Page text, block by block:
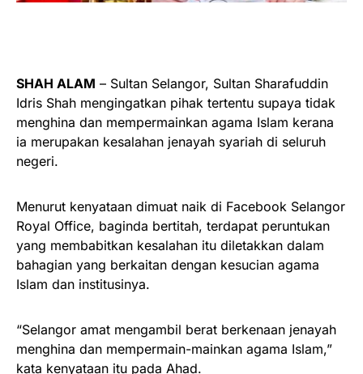
SHAH ALAM – Sultan Selangor, Sultan Sharafuddin
Idris Shah mengingatkan pihak tertentu supaya tidak
menghina dan mempermainkan agama Islam kerana
ia merupakan kesalahan jenayah syariah di seluruh
negeri.
Menurut kenyataan dimuat naik di Facebook Selangor
Royal Office, baginda bertitah, terdapat peruntukan
yang membabitkan kesalahan itu diletakkan dalam
bahagian yang berkaitan dengan kesucian agama
Islam dan institusinya.
“Selangor amat mengambil berat berkenaan jenayah
menghina dan mempermain-mainkan agama Islam,”
kata kenyataan itu pada Ahad.